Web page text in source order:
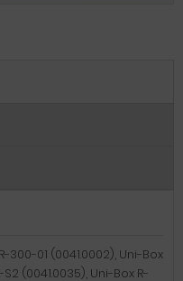
01 (0041.0002), Uni-Box
(0041.0035), Uni-Box R-